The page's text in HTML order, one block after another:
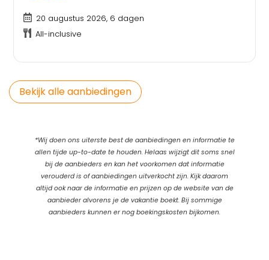
20 augustus 2026, 6 dagen
All-inclusive
Bekijk alle aanbiedingen
*Wij doen ons uiterste best de aanbiedingen en informatie te
allen tijde up-to-date te houden. Helaas wijzigt dit soms snel
bij de aanbieders en kan het voorkomen dat informatie
verouderd is of aanbiedingen uitverkocht zijn. Kijk daarom
altijd ook naar de informatie en prijzen op de website van de
aanbieder alvorens je de vakantie boekt. Bij sommige
aanbieders kunnen er nog boekingskosten bijkomen.